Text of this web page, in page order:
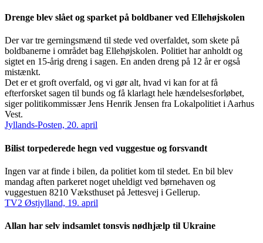
Drenge blev slået og sparket på boldbaner ved Ellehøjskolen
Der var tre gerningsmænd til stede ved overfaldet, som skete på
boldbanerne i området bag Ellehøjskolen. Politiet har anholdt og
sigtet en 15-årig dreng i sagen. En anden dreng på 12 år er også
mistænkt.
Det er et groft overfald, og vi gør alt, hvad vi kan for at få
efterforsket sagen til bunds og få klarlagt hele hændelsesforløbet,
siger politikommissær Jens Henrik Jensen fra Lokalpolitiet i Aarhus
Vest.
Jyllands-Posten, 20. april
Bilist torpederede hegn ved vuggestue og forsvandt
Ingen var at finde i bilen, da politiet kom til stedet. En bil blev
mandag aften parkeret noget uheldigt ved børnehaven og
vuggestuen 8210 Væksthuset på Jettesvej i Gellerup.
TV2 Østjylland, 19. april
Allan har selv indsamlet tonsvis nødhjælp til Ukraine